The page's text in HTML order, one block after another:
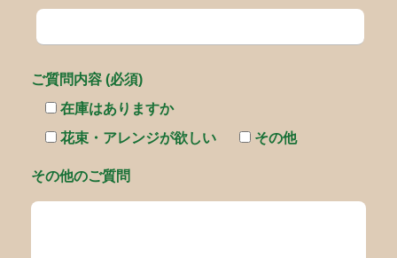
ご質問内容 (必須)
在庫はありますか
花束・アレンジが欲しい
その他
その他のご質問